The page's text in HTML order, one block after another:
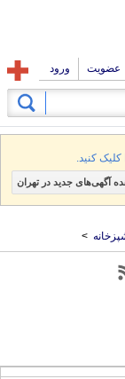
عضویت ورود
کنید.
آگهی‌های جدید در تهران
>